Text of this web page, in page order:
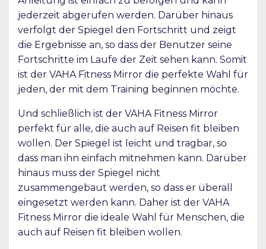
jederzeit abgerufen werden. Darüber hinaus
verfolgt der Spiegel den Fortschritt und zeigt
die Ergebnisse an, so dass der Benutzer seine
Fortschritte im Laufe der Zeit sehen kann. Somit
ist der VAHA Fitness Mirror die perfekte Wahl für
jeden, der mit dem Training beginnen möchte.
Und schließlich ist der VAHA Fitness Mirror
perfekt für alle, die auch auf Reisen fit bleiben
wollen. Der Spiegel ist leicht und tragbar, so
dass man ihn einfach mitnehmen kann. Darüber
hinaus muss der Spiegel nicht
zusammengebaut werden, so dass er überall
eingesetzt werden kann. Daher ist der VAHA
Fitness Mirror die ideale Wahl für Menschen, die
auch auf Reisen fit bleiben wollen.